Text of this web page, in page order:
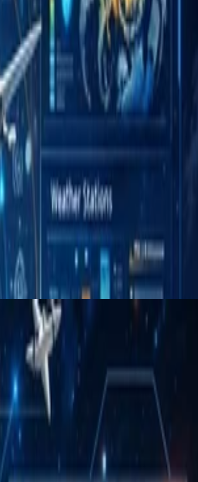
式实时预测进行可视化，并进行实时统计对